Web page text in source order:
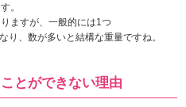
。
ますが、一般的には1つ
、数が多いと結構な重量ですね。
とができない理由